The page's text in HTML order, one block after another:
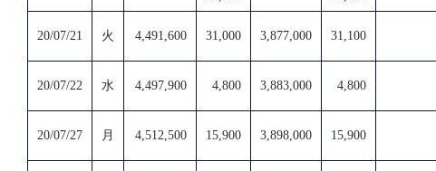
20/07/21 火 4,491,600 31,000 3,877,000 31,100
20/07/22 水 4,497,900 4,800 3,883,000 4,800
20/07/27 月 4,512,500 15,900 3,898,000 15,900